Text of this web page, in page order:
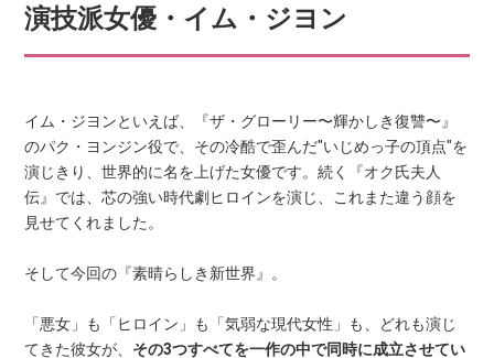
演技派女優・イム・ジヨン
イム・ジヨンといえば、『ザ・グローリー〜輝かしき復讐〜』
のパク・ヨンジン役で、その冷酷で歪んだ"いじめっ子の頂点"を
演じきり、世界的に名を上げた女優です。続く『オク氏夫人
伝』では、芯の強い時代劇ヒロインを演じ、これまた違う顔を
見せてくれました。
そして今回の『素晴らしき新世界』。
「悪女」も「ヒロイン」も「気弱な現代女性」も、どれも演じ
てきた彼女が、 その3つすべてを一作の中で同時に成立させてい